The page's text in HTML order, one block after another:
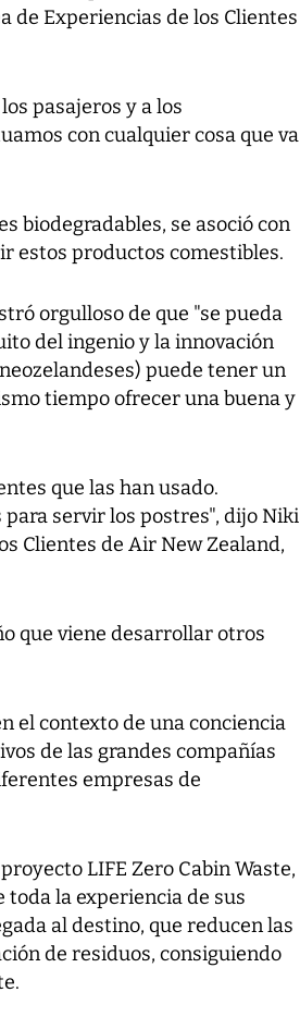
de Experiencias de los Clientes
pasajeros y a los
con cualquier cosa que va
biodegradables, se asoció con
estos productos comestibles.
orgulloso de que "se pueda
del ingenio y la innovación
puede tener un
tiempo ofrecer una buena y
que las han usado.
servir los postres", dijo Niki
Clientes de Air New Zealand,
que viene desarrollar otros
el contexto de una conciencia
de las grandes compañías
empresas de
LIFE Zero Cabin Waste,
la experiencia de sus
al destino, que reducen las
de residuos, consiguiendo